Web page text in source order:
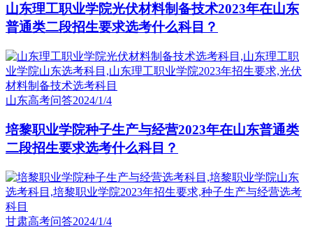
山东理工职业学院光伏材料制备技术2023年在山东
普通类二段招生要求选考什么科目？
山东高考问答2024/1/4
培黎职业学院种子生产与经营2023年在山东普通类
二段招生要求选考什么科目？
甘肃高考问答2024/1/4